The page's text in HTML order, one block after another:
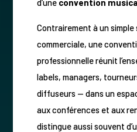
Contrairement à un simple
commerciale, une
professionnelle réunit
labels, managers,
diffuseurs — dans un
aux conférences et aux
distingue aussi souvent